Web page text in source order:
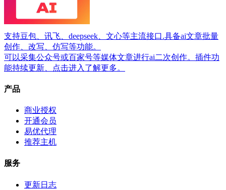
支持豆包、讯飞、deepseek、文心等主流接口.具备ai文章批量
创作、改写、仿写等功能。
可以采集公众号或百家号等媒体文章进行ai二次创作。插件功
能持续更新、点击进入了解更多。
产品
商业授权
开通会员
易优代理
推荐主机
服务
更新日志